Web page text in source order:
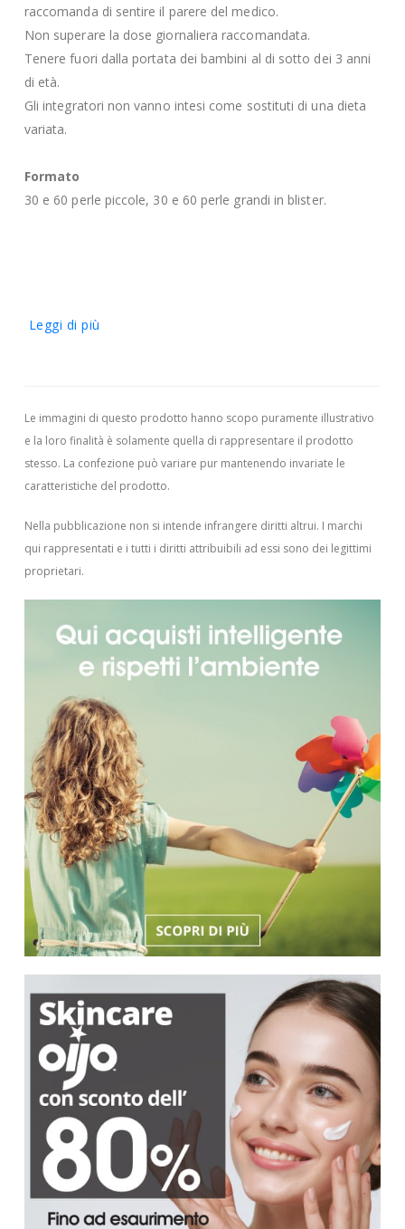
raccomanda di sentire il parere del medico.
Non superare la dose giornaliera raccomandata.
Tenere fuori dalla portata dei bambini al di sotto dei 3 anni
di età.
Gli integratori non vanno intesi come sostituti di una dieta
variata.
Formato
30 e 60 perle piccole, 30 e 60 perle grandi in blister.
Leggi di più
Le immagini di questo prodotto hanno scopo puramente illustrativo
e la loro finalità è solamente quella di rappresentare il prodotto
stesso. La confezione può variare pur mantenendo invariate le
caratteristiche del prodotto.
Nella pubblicazione non si intende infrangere diritti altrui. I marchi
qui rappresentati e i tutti i diritti attribuibili ad essi sono dei legittimi
proprietari.